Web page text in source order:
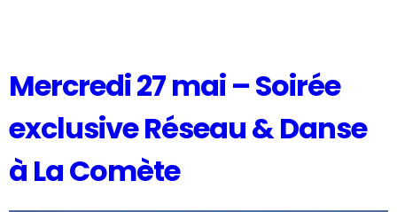
Mercredi 27 mai – Soirée
exclusive Réseau & Danse
à La Comète